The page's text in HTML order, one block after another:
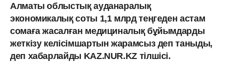
Алматы облыстық ауданаралық
экономикалық соты 1,1 млрд теңгеден астам
сомаға жасалған медициналық бұйымдарды
жеткізу келісімшартын жарамсыз деп таныды,
деп хабарлайды KAZ.NUR.KZ тілшісі.